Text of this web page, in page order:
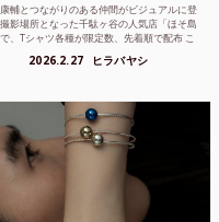
輔とつながりのある仲間がビジュアルに登
影場所となった千駄ヶ谷の人気店「ほそ島
、Tシャツ各種が限定数、先着順で配布 こ
2026.2.27 ヒラバヤシ